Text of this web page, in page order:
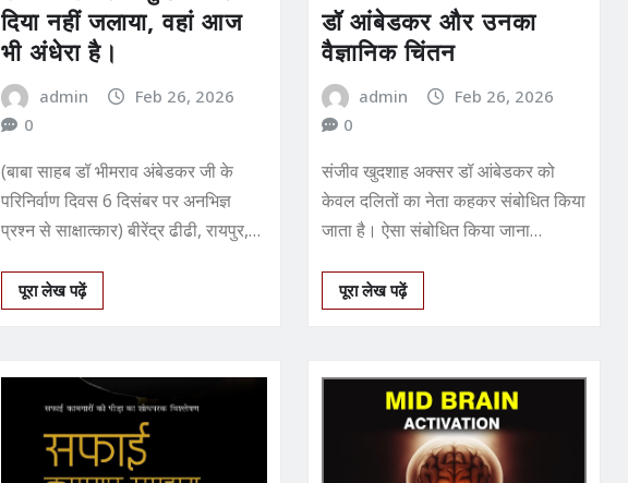
दिया नहीं जलाया, वहां आज
भी अंधेरा है।
admin
Feb 26, 2026
0
(बाबा साहब डॉ भीमराव अंबेडकर जी के
परिनिर्वाण दिवस 6 दिसंबर पर अनभिज्ञ
प्रश्न से साक्षात्कार) बीरेंद्र ढीढी, रायपुर,
पूरा लेख पढ़ें
डॉ आंबेडकर और उनका
वैज्ञानिक चिंतन
admin
Feb 26, 2026
0
संजीव खुदशाह अक्सर डॉ आंबेडकर को
केवल दलितों का नेता कहकर संबोधित किया
जाता है। ऐसा संबोधित किया जाना
पूरा लेख पढ़ें